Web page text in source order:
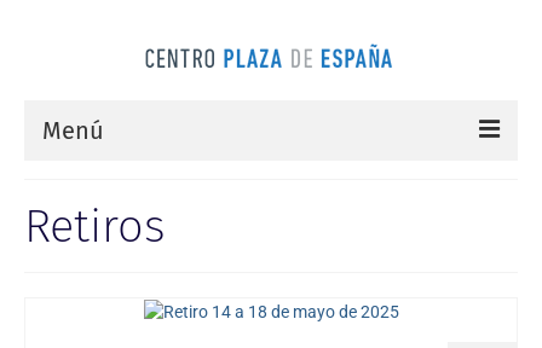
Menú
Nuestro Equipo
Retiros